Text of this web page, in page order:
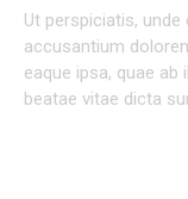
Ut perspiciatis,
accusantium
eaque ipsa, quae
beatae vitae dicta